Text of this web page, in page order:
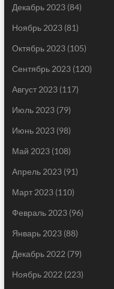
Декабрь 2023(84)
Ноябрь 2023(81)
Октябрь 2023(105)
Сентябрь 2023(120)
Август 2023(117)
Июль 2023(79)
Июнь 2023(98)
Май 2023(108)
Апрель 2023(91)
Март 2023(110)
Февраль 2023(96)
Январь 2023(88)
Декабрь 2022 (79)
Ноябрь 2022 (223)